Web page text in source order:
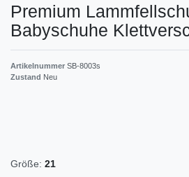
Premium
Babyschuhe
Artikelnummer SB-8003s
Zustand Neu
Größe: 21